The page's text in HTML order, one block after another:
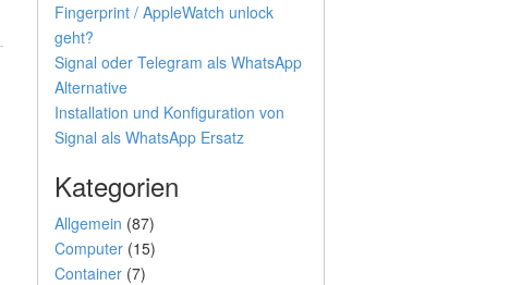
Fingerprint / AppleWatch unlock
geht?
Signal oder Telegram als WhatsApp
Alternative
Installation und Konfiguration von
Signal als WhatsApp Ersatz
Kategorien
Allgemein (87)
Computer(15)
Container(7)